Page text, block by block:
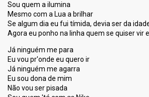
Sou quem a ilumina
Mesmo com a Lua a brilhar
Se algum dia eu fui tímida, devia ser da
Agora eu ponho na linha quem se quiser vir
Já ninguém me para
Eu vou pr'onde eu quero ir
Já ninguém me agarra
Eu sou dona de mim
Não vou ser pisada